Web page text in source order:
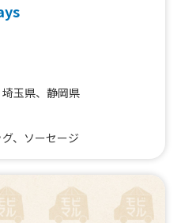
埼玉県、 静岡県
、ソーセージ